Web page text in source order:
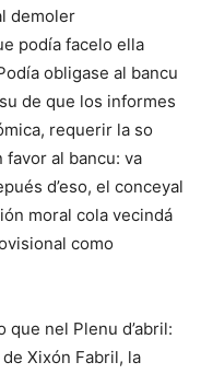
demoler
podía facelo ella
obligase al bancu
de que los informes
requerir la so
al bancu: va
d’eso, el conceyal
moral cola vecindá
como
nel Plenu d’abril:
Xixón Fabril, la